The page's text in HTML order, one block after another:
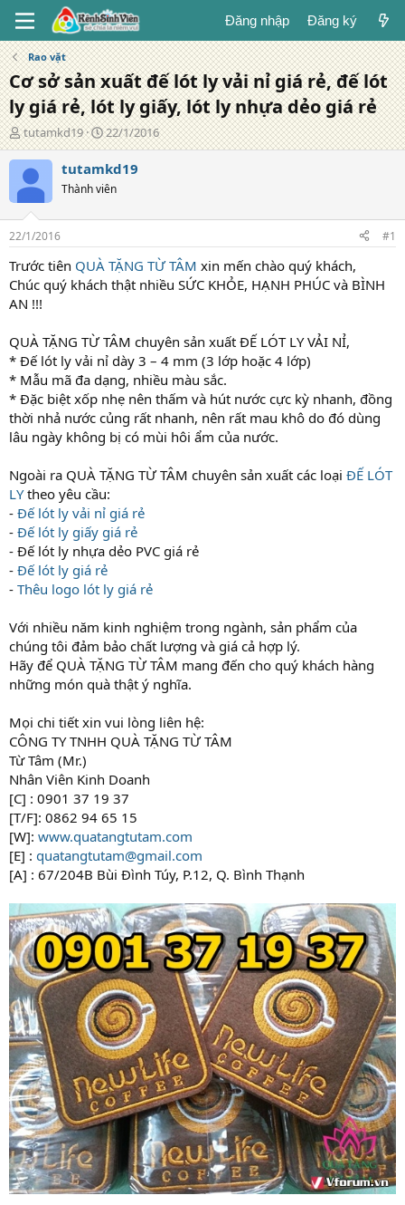
Đăng nhập Đăng ký
Rao vặt
Cơ sở sản xuất đế lót ly vải nỉ giá rẻ, đế lót
ly giá rẻ, lót ly giấy, lót ly nhựa dẻo giá rẻ
T
á
c
g
ả
tutamkd19
N
g
à
y
đ
g
22/1/2016
tutamkd19
Thành viên
22/1/2016 #1
Trước tiên QUÀ TẶNG TỪ TÂM xin mến chào quý khách,
Chúc quý khách thật nhiều SỨC KHỎE, HẠNH PHÚC và BÌNH
AN !!!
QUÀ TẶNG TỪ TÂM chuyên sản xuất ĐẾ LÓT LY VẢI NỈ,
* Đế lót ly vải nỉ dày 3 – 4 mm (3 lớp hoặc 4 lớp)
* Mẫu mã đa dạng, nhiều màu sắc.
* Đặc biệt xốp nhẹ nên thấm và hút nước cực kỳ nhanh, đồng
thời nhả nước củng rất nhanh, nên rất mau khô do đó dùng
lâu ngày không bị có mùi hôi ẩm của nước.
Ngoài ra QUÀ TẶNG TỪ TÂM chuyên sản xuất các loại ĐẾ LÓT
LYtheo yêu cầu:
- Đế lót ly vải nỉ giá rẻ
- Đế lót ly giấy giá rẻ
- Đế lót ly nhựa dẻo PVC giá rẻ
- Đế lót ly giá rẻ
- Thêu logo lót ly giá rẻ
Với nhiều năm kinh nghiệm trong ngành, sản phẩm của
chúng tôi đảm bảo chất lượng và giá cả hợp lý.
Hãy để QUÀ TẶNG TỪ TÂM mang đến cho quý khách hàng
những món quà thật ý nghĩa.
Mọi chi tiết xin vui lòng liên hệ:
CÔNG TY TNHH QUÀ TẶNG TỪ TÂM
Từ Tâm (Mr.)
Nhân Viên Kinh Doanh
[C] : 0901 37 19 37
[T/F]: 0862 94 65 15
[W]: www.quatangtutam.com
[E] : quatangtutam@gmail.com
[A] : 67/204B Bùi Đình Túy, P.12, Q. Bình Thạnh